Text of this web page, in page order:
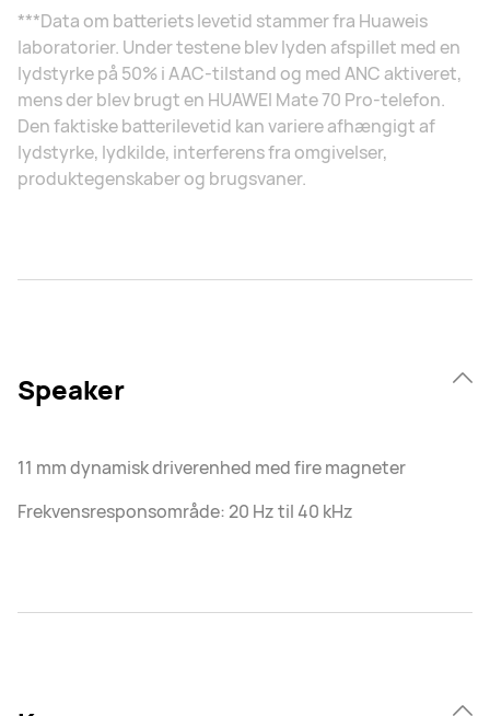
***Data om batteriets levetid stammer fra Huaweis
laboratorier. Under testene blev lyden afspillet med en
lydstyrke på 50% i AAC-tilstand og med ANC aktiveret,
mens der blev brugt en HUAWEI Mate 70 Pro-telefon.
Den faktiske batterilevetid kan variere afhængigt af
lydstyrke, lydkilde, interferens fra omgivelser,
produktegenskaber og brugsvaner.
Speaker
11 mm dynamisk driverenhed med fire magneter
Frekvensresponsområde: 20 Hz til 40 kHz